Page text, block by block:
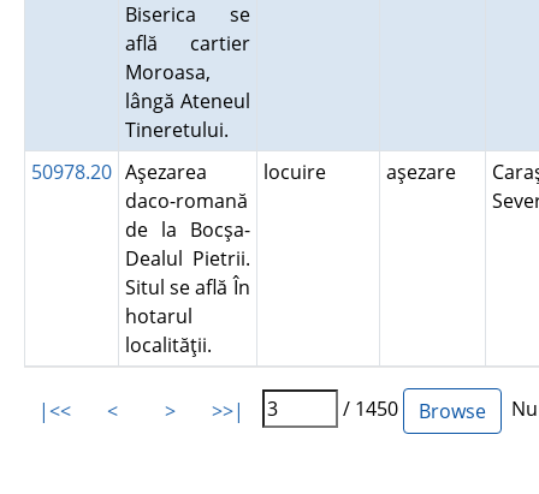
Biserica se
află cartier
Moroasa,
lângă Ateneul
Tineretului.
50978.20 Aşezarea
daco-romană
de la Bocşa-
Dealul Pietrii.
Situl se află În
hotarul
localităţii.
locuire aşezare
|<< < > >>| / 1450